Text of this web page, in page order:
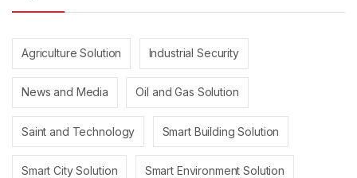
Agriculture Solution Industrial Security
News and Media Oil and Gas Solution
Saint and Technology Smart Building Solution
Smart City Solution Smart Environment Solution